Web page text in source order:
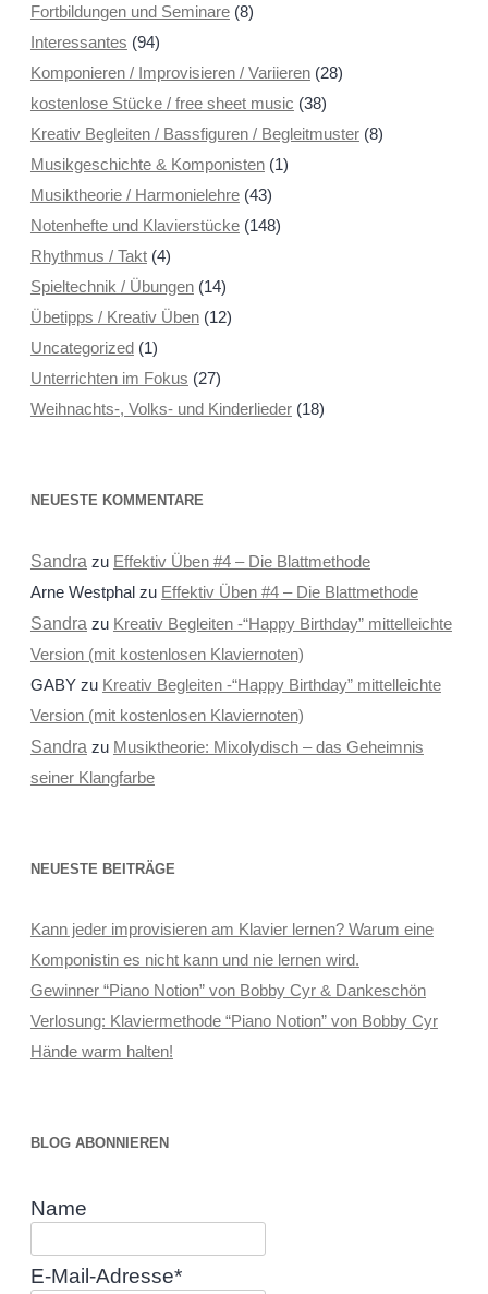
Fortbildungen und Seminare(8)
Interessantes (94)
Komponieren / Improvisieren / Variieren(28)
kostenlose Stücke / free sheet music (38)
Kreativ Begleiten / Bassfiguren / Begleitmuster(8)
Musikgeschichte & Komponisten(1)
Musiktheorie / Harmonielehre(43)
Notenhefte und Klavierstücke(148)
Rhythmus / Takt(4)
Spieltechnik / Übungen(14)
Übetipps / Kreativ Üben(12)
Uncategorized(1)
Unterrichten im Fokus (27)
Weihnachts-, Volks- und Kinderlieder(18)
NEUESTE KOMMENTARE
Sandra zu Effektiv Üben #4 – Die Blattmethode
Arne Westphalzu Effektiv Üben #4 – Die Blattmethode
Sandra zu Kreativ Begleiten -“Happy Birthday” mittelleichte
Version (mit kostenlosen Klaviernoten)
GABYzu Kreativ Begleiten -“Happy Birthday” mittelleichte
Version (mit kostenlosen Klaviernoten)
Sandra zu Musiktheorie: Mixolydisch – das Geheimnis
seiner Klangfarbe
NEUESTE BEITRÄGE
Kann jeder improvisieren am Klavier lernen? Warum eine
Komponistin es nicht kann und nie lernen wird.
Gewinner “Piano Notion” von Bobby Cyr & Dankeschön
Verlosung: Klaviermethode “Piano Notion” von Bobby Cyr
Hände warm halten!
BLOG ABONNIEREN
Name
E-Mail-Adresse*